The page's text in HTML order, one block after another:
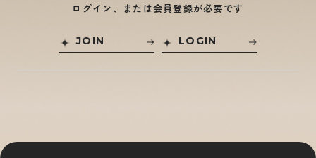
ログイン、または会員登録が必要です
JOIN LOGIN